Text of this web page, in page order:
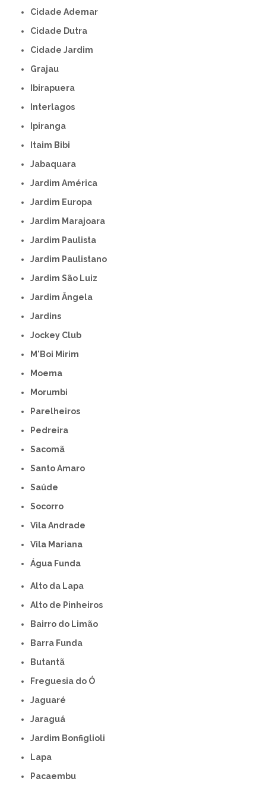
Cidade Ademar
Cidade Dutra
Cidade Jardim
Grajau
Ibirapuera
Interlagos
Ipiranga
Itaim Bibi
Jabaquara
Jardim América
Jardim Europa
Jardim Marajoara
Jardim Paulista
Jardim Paulistano
Jardim São Luiz
Jardim Ângela
Jardins
Jockey Club
M'Boi Mirim
Moema
Morumbi
Parelheiros
Pedreira
Sacomã
Santo Amaro
Saúde
Socorro
Vila Andrade
Vila Mariana
Água Funda
Alto da Lapa
Alto de Pinheiros
Bairro do Limão
Barra Funda
Butantã
Freguesia do Ó
Jaguaré
Jaraguá
Jardim Bonfiglioli
Lapa
Pacaembu